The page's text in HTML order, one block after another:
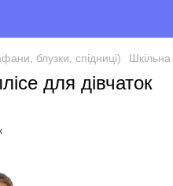
блузки, спідниці) Шкільна
для дівчаток